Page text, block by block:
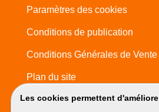
Les cookies permettent
Paramètres des cookies
Conditions de publication
Conditions Générales de Vente
Plan du site